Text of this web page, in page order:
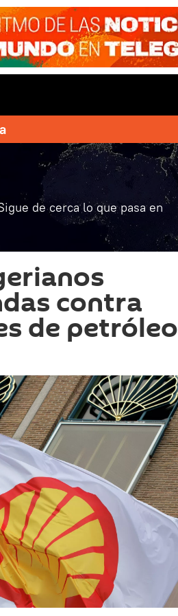
de cerca lo que pasa en
contra
de petróleo